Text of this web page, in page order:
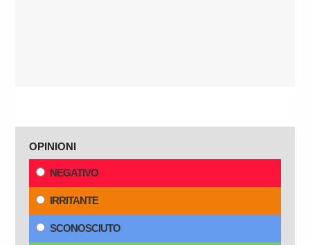
OPINIONI
NEGATIVO
IRRITANTE
SCONOSCIUTO